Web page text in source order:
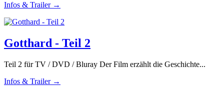
Infos & Trailer →
Gotthard - Teil 2
Teil 2 für TV / DVD / Bluray Der Film erzählt die Geschichte...
Infos & Trailer →